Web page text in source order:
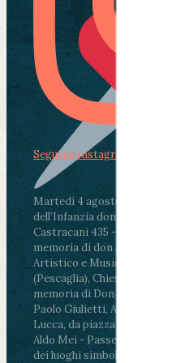
Martedì 4 agosto2026
ore
dell’Infanzia don Aldo Mei
Castracani 435 -
memoria di don Aldo Mei
Artistico e Musicale
(Pescaglia), Chiesa
memoria di Don Aldo Mei
Paolo Giulietti, Arcivescovo
Lucca, da piazza San
Aldo Mei - Passeggiata
dei luoghi simbolo della
Segui su Instagram